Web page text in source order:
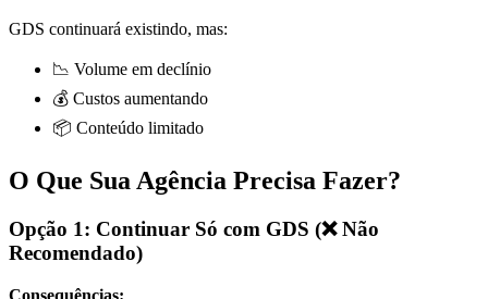
GDS continuará existindo, mas:
📉 Volume em declínio
💰 Custos aumentando
📦 Conteúdo limitado
O Que Sua Agência Precisa Fazer?
Opção 1: Continuar Só com GDS (❌ Não
Recomendado)
Consequências: